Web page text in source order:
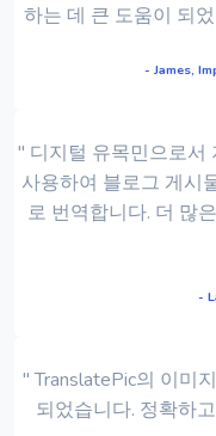
하는 데 큰 도움이 되
- James,
" 디지털 유목민으로서
사용하여 블로그 게시
로 번역합니다. 더 많
-
" TranslatePic의 이미
되었습니다. 정확하